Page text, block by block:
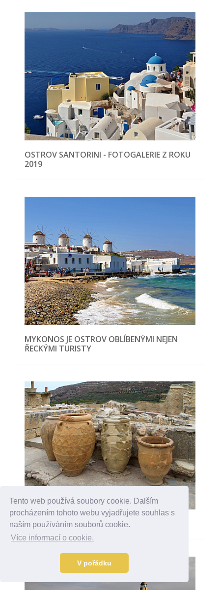
Tento web používá soubory cookie. Dalším
procházením tohoto webu vyjadřujete souhlas s
naším používáním souborů cookie.
Více informací o cookie.
V pořádku
OSTROV SANTORINI - FOTOGALERIE Z ROKU
2019
MYKONOS JE OSTROV OBLÍBENÝMI NEJEN
ŘECKÝMI TURISTY
HISTORIE KRÉTY